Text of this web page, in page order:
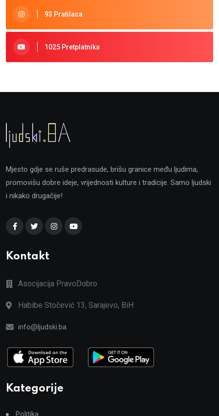
93 Pratilaca
1025 Pretplatnika
Mjesto gdje se ruše predrasude, brišu granice među ljudima,
promovišu dobre ideje, vrijednosti kulture i tradicije. Samo ljudski
i nikako drugačije!
Kontakt
Asocijacija PravoDobro
Habibe Stočević 13, Sarajevo, BiH
info@ljudski.ba
Kategorije